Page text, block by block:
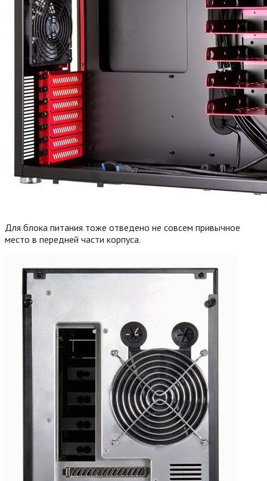
Для блока питания тоже отведено не совсем привычное
место в передней части корпуса.